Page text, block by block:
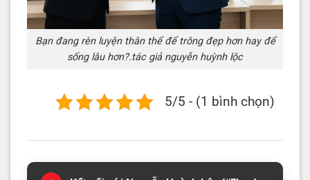
Bạn đang rèn luyện thân thể để trông đẹp hơn hay để
sống lâu hơn?.tác giả nguyễn huỳnh lộc
5/5 - (1 bình chọn)